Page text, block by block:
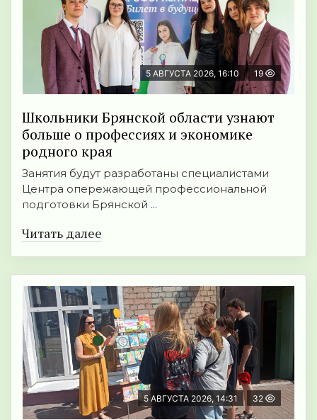
5 АВГУСТА 2026, 16:10 19
Школьники Брянской области узнают
больше о профессиях и экономике
родного края
Занятия будут разработаны специалистами
Центра опережающей профессиональной
подготовки Брянской ...
Читать далее
5 АВГУСТА 2026, 14:31 32